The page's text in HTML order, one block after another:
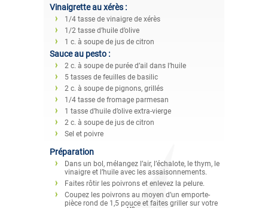
Vinaigrette au xérès :
1/4 tasse de vinaigre de xérès
1/2 tasse d’huile d’olive
1 c. à soupe de jus de citron
Sauce au pesto :
2 c. à soupe de purée d’ail dans l’huile
5 tasses de feuilles de basilic
2 c. à soupe de pignons, grillés
1/4 tasse de fromage parmesan
1 tasse d’huile d’olive extra-vierge
2 c. à soupe de jus de citron
Sel et poivre
Préparation
Dans un bol, mélangez l’air, l’échalote, le thym, le
vinaigre et l’huile avec les assaisonnements.
Faites rôtir les poivrons et enlevez la pelure.
Coupez les poivrons au moyen d’un emporte-
pièce rond de 1,5 pouce et faites griller sur votre